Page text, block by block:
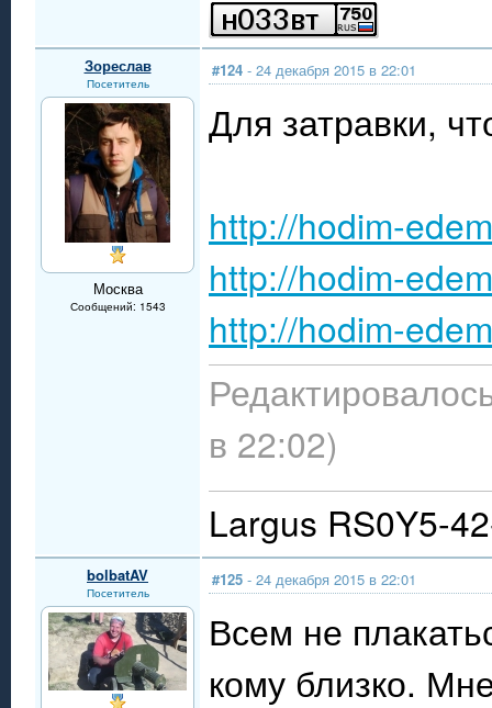
Зореслав
Посетитель
Москва
Сообщений: 1543
#124 - 24 декабря 2015 в 22:01
Для затравки,
http://hodim-
http://hodim-
http://hodim-
в 22:02)
Largus RS0Y5-
bolbatAV
Посетитель
#125 - 24 декабря 2015 в 22:01
Всем не
кому близко.